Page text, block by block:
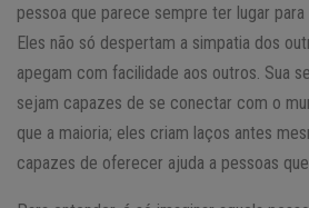
pessoa que parece sempre ter lugar para
Eles não só despertam a simpatia dos
apegam com facilidade aos outros. Sua
sejam capazes de se conectar com o
que a maioria; eles criam laços antes
capazes de oferecer ajuda a pessoas